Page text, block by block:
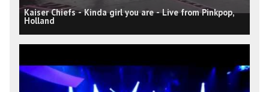
Kaiser Chiefs - Kinda girl you are - Live from Pinkpop,
Holland